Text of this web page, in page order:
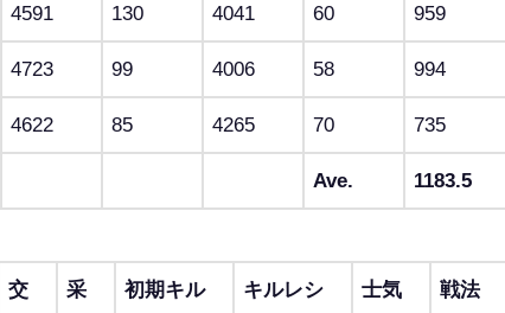
4591 130 4041 60 959
4723 99 4006 58 994
4622 85 4265 70 735
Ave. 1183.5
交
采
初期キル
キルレシ
士気
戦法